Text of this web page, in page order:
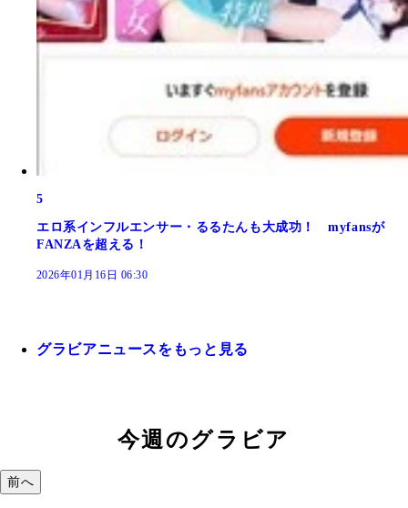
5
エロ系インフルエンサー・るるたんも大成功！ myfansが
FANZAを超える！
2026年01月16日 06:30
グラビアニュースをもっと見る
今週のグラビア
前へ